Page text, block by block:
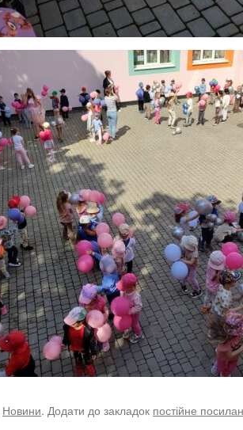
Новини. Додати до закладок постійне